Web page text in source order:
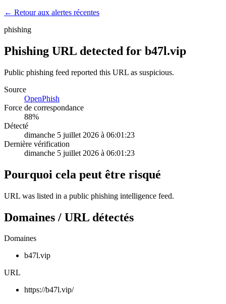
← Retour aux alertes récentes
phishing
Phishing URL detected for b47l.vip
Public phishing feed reported this URL as suspicious.
Source
OpenPhish
Force de correspondance
88%
Détecté
dimanche 5 juillet 2026 à 06:01:23
Dernière vérification
dimanche 5 juillet 2026 à 06:01:23
Pourquoi cela peut être risqué
URL was listed in a public phishing intelligence feed.
Domaines / URL détectés
Domaines
b47l.vip
URL
https://b47l.vip/